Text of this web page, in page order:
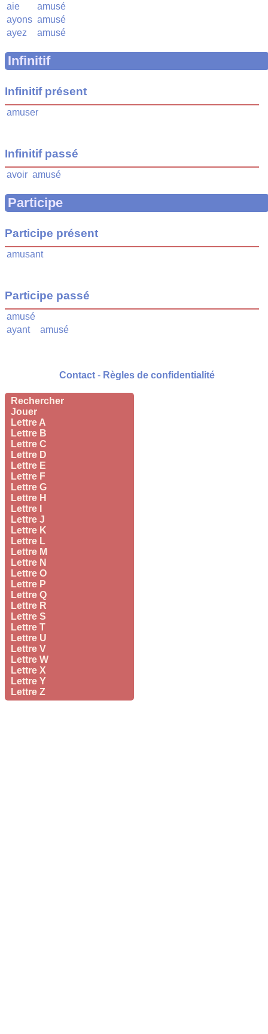
Rechercher
Jouer
Lettre A
Lettre B
Lettre C
Lettre D
Lettre E
Lettre F
Lettre G
Lettre H
Lettre I
Lettre J
Lettre K
Lettre L
Lettre M
Lettre N
Lettre O
Lettre P
Lettre Q
Lettre R
Lettre S
Lettre T
Lettre U
Lettre V
Lettre W
Lettre X
Lettre Y
Lettre Z
aie
amusé
ayons amusé
ayez
amusé
Infinitif
Infinitif présent
amuser
Infinitif passé
avoir amusé
Participe
Participe présent
amusant
Participe passé
amusé
ayant
amusé
Contact - Règles de confidentialité